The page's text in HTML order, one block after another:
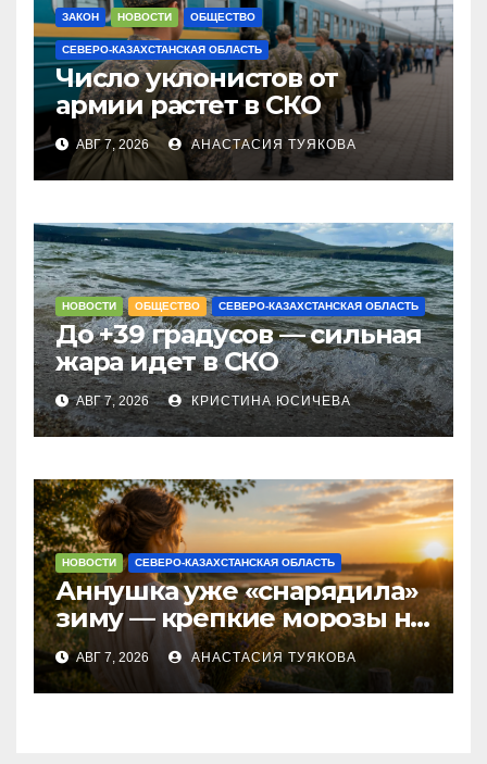
ЗАКОН НОВОСТИ ОБЩЕСТВО
СЕВЕРО-КАЗАХСТАНСКАЯ ОБЛАСТЬ
Число уклонистов от
армии растет в СКО
АВГ 7, 2026 АНАСТАСИЯ ТУЯКОВА
НОВОСТИ ОБЩЕСТВО СЕВЕРО-КАЗАХСТАНСКАЯ ОБЛАСТЬ
До +39 градусов — сильная
жара идет в СКО
АВГ 7, 2026 КРИСТИНА ЮСИЧЕВА
НОВОСТИ СЕВЕРО-КАЗАХСТАНСКАЯ ОБЛАСТЬ
Аннушка уже «снарядила»
зиму — крепкие морозы на
севере Казахстана
обещают народные
приметы
АВГ 7, 2026 АНАСТАСИЯ ТУЯКОВА